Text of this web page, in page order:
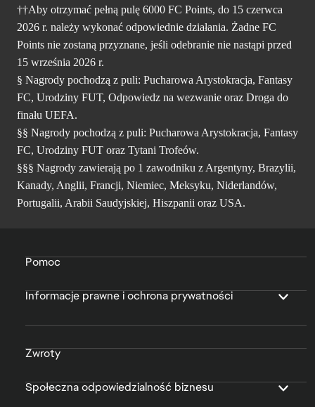
††Aby otrzymać pełną pulę 6000 FC Points, do 15 czerwca
2026 r. należy wykonać odpowiednie działania. Żadne FC
Points nie zostaną przyznane, jeśli odebranie nie nastąpi przed
15 września 2026 r.
§ Nagrody pochodzą z puli: Pucharowa Arystokracja, Fantasy
FC, Urodziny FUT, Odpowiedz na wezwanie oraz Droga do
finału UEFA.
§§ Nagrody pochodzą z puli: Pucharowa Arystokracja, Fantasy
FC, Urodziny FUT oraz Tytani Trofeów.
§§§ Nagrody zawierają po 1 zawodniku z Argentyny, Brazylii,
Kanady, Anglii, Francji, Niemiec, Meksyku, Niderlandów,
Portugalii, Arabii Saudyjskiej, Hiszpanii oraz USA.
Pomoc
Informacje prawne i ochrona prywatności
Zwroty
Społeczna odpowiedzialność biznesu